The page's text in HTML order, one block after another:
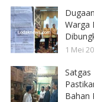
Warga
1 Mei
Satgas
Bahan